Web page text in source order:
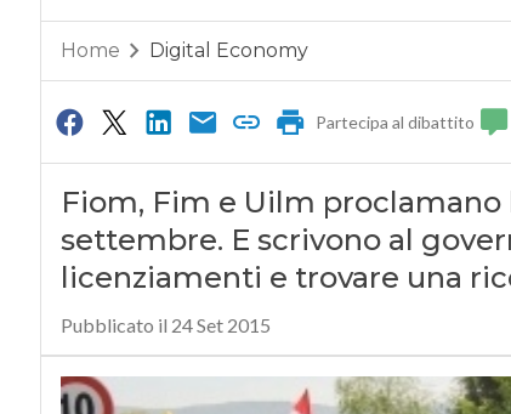
Home Digital Economy
Partecipa al dibattito
Fiom, Fim e Uilm proclamano
settembre. E scrivono al
licenziamenti e trovare una
Pubblicato il 24 Set 2015